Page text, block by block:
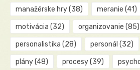
manažérske hry(38) meranie (41)
motivácia (32) organizovanie (85)
personalistika (28) personál (32)
plány(48) procesy(39)